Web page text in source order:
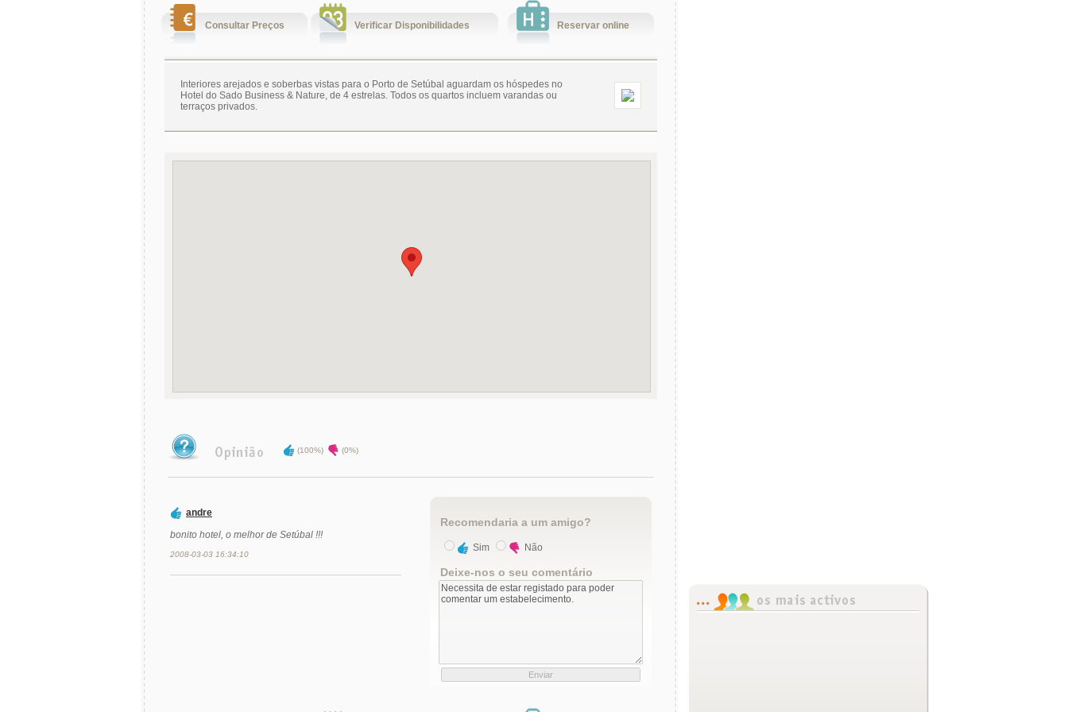
Consultar Preços Verificar Disponibilidades Reservar online
Interiores arejados e soberbas vistas para o Porto de Setúbal aguardam os hóspedes no
Hotel do Sado Business & Nature, de 4 estrelas. Todos os quartos incluem varandas ou
terraços privados.
(100%) (0%)
andre
bonito hotel, o melhor de Setúbal !!!
2008-03-03 16:34:10
Recomendaria a um amigo?
Sim Não
Deixe-nos o seu comentário